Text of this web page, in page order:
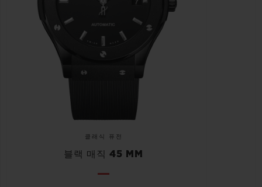
클래식 퓨전
블랙 매직 45 MM